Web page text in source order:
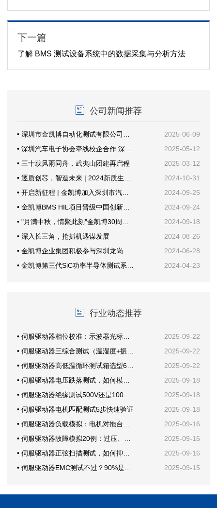
下一篇
了解 BMS 测试设备系统中的数据采集与分析方法
公司新闻推荐
• 深圳市金凯博自动化测试有限公司乔迁新址暨开业仪式圆满举行
2025-06-09
• 深圳汽车电子协会牵线校企合作 深技大与金凯博共探产教融合新路径
2025-05-12
• 三十载风雨同舟，武夷山团建再启程
2025-03-12
• 逐质创芯，智造未来 | 2024新质生产力与功率半导体年会
2024-10-31
• 开启新征程 | 金凯博加入深圳市汽车电子行业协会
2024-09-25
• 金凯博BMS HIL项目晋级中国创新创业大赛国赛
2024-09-24
• "月满中秋，情聚此刻"金凯博30周年纪念活动
2024-09-18
• 深入长三角，抢抓机遇谋发展
2024-08-26
• 金凯博企业集团积极参与深圳龙岗甘坑社区安全生产培训，共筑安全防线
2024-06-28
• 金凯博第三代SiC功率半导体测试系统首次公开亮相创新发展大会
2024-04-23
行业动态推荐
• 伺服驱动器相位校准：示波器光标这样放才准
2025-09-22
• 伺服驱动器三综合测试（温湿度+振动）案例分享
2025-09-22
• 伺服驱动器高低温循环测试箱选型6要素
2025-09-22
• 伺服驱动器电压跌落测试，如何模拟电网骤降？
2025-09-18
• 伺服驱动器绝缘测试500V还是1000V？
2025-09-18
• 伺服驱动器电机匹配测试5步快速验证
2025-09-18
• 伺服驱动器负载模拟：电机对拖台架还是回馈电子负载？
2025-09-16
• 伺服驱动器故障模拟20例：过压、欠压、短路一次学会
2025-09-16
• 伺服驱动器正弦扫描测试，如何抑制机械共振？
2025-09-16
• 伺服驱动器EMC测试不过？90%是这块PCB布局问题
2025-09-15